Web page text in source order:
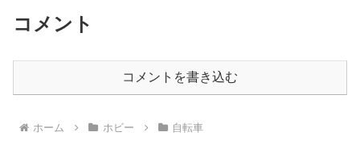
コメント
コメントを書き込む
ホーム ホビー 自転車